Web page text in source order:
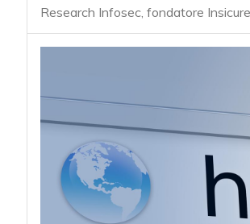
Research Infosec, fondatore